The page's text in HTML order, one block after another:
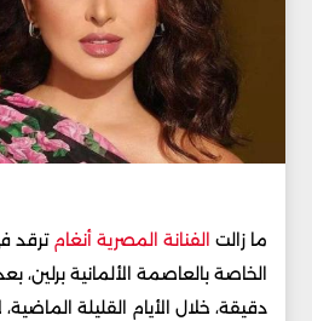
ما زالت الفنانة المصرية أنغامترقد
الخاصة بالعاصمة الألمانية
دقيقة، خلال الأيام القليلة